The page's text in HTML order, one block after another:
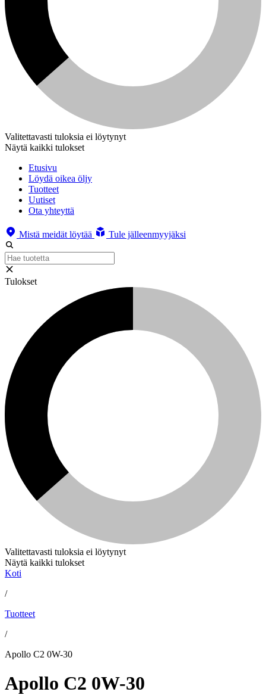
Valitettavasti tuloksia ei löytynyt
Näytä kaikki tulokset
Etusivu
Löydä oikea öljy
Tuotteet
Uutiset
Ota yhteyttä
Mistä meidät löytää Tule jälleenmyyjäksi
Tulokset
Valitettavasti tuloksia ei löytynyt
Näytä kaikki tulokset
Koti
/
Tuotteet
/
Apollo C2 0W-30
Apollo C2 0W-30